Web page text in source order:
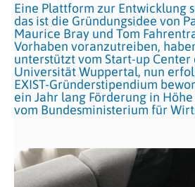
Eine Plattform zur Entwicklung
das ist die Gründungsidee von
Maurice Bray und Tom
Vorhaben voranzutreiben,
unterstützt vom Start-up Center
Universität Wuppertal, nun
EXIST-Gründerstipendium
ein Jahr lang Förderung in
vom Bundesministerium für